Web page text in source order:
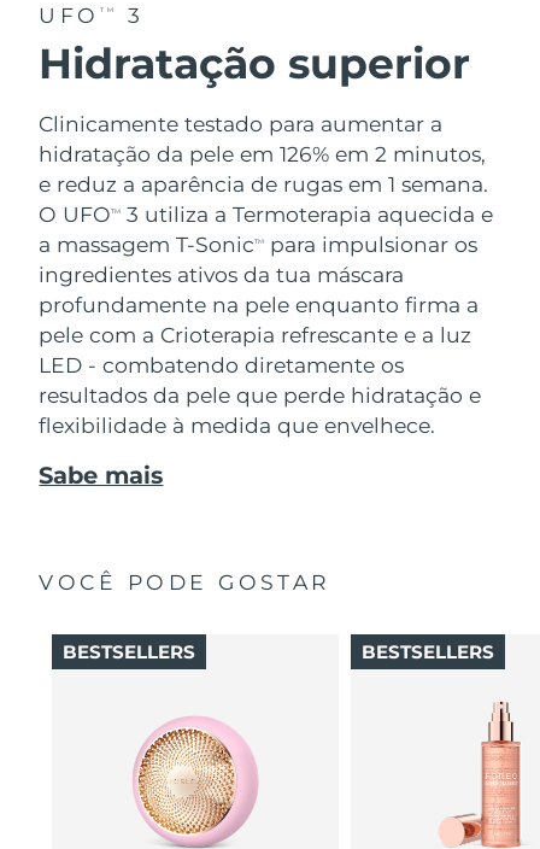
UFO TM 3
Hidratação superior
Clinicamente testado para aumentar a
hidratação da pele em 126% em 2 minutos,
e reduz a aparência de rugas em 1 semana.
O UFOTM
3 utiliza a Termoterapia aquecida e
a massagem T-SonicTM
para impulsionar os
ingredientes ativos da tua máscara
profundamente na pele enquanto firma a
pele com a Crioterapia refrescante e a luz
LED - combatendo diretamente os
resultados da pele que perde hidratação e
flexibilidade à medida que envelhece.
Sabe mais
VOCÊ PODE GOSTAR
BESTSELLERS BESTSELLERS